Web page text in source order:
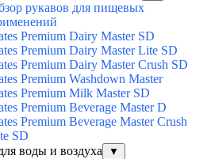
рукавов для пищевых
Premium Dairy Master SD
Premium Dairy Master Lite SD
Premium Dairy Master Crush SD
Premium Washdown Master
Premium Milk Master SD
Premium Beverage Master D
Premium Beverage Master Crush
SD
воды и воздуха
▼